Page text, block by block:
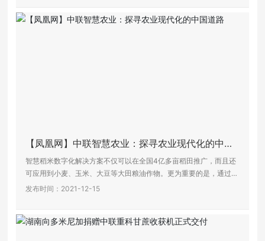
【凤凰网】中联智慧农业：探寻农业现代化的中国
道路
智慧稻米数字化解决方案不仅可以在全国4亿多亩稻田推广，而且还
可应用到小麦、玉米、大豆等大田粮油作物。更为重要的是，通过数
字技术革命，可以从根本上解放劳动生产力，同时解决农产品质量安
发布时间：2021-12-15